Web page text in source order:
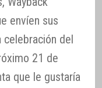
envíen sus
celebración del
21 de
que le gustaría